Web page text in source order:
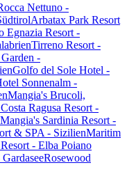
Nettuno -
Arbatax Park Resort
Egnazia Resort -
Tirreno Resort -
-
Golfo del Sole Hotel -
Sonnenalm -
Mangia's Brucoli,
Ragusa Resort -
Mangia's Sardinia Resort -
& SPA - SizilienMaritim
- Elba Poiano
Rosewood